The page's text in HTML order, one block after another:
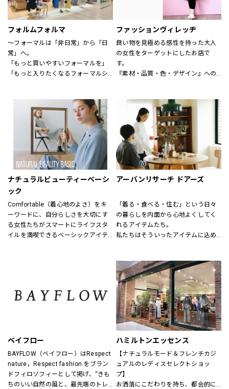
また、品揃えについても振袖、訪問
着、袋帯　等様々な高級呉服の品々
を驚くほどの超破格にてご奉仕致し
皆さま是非ともお立ち寄り下さい。
店舗スタッフ一同お待ち申し上げて
おります。
お手伝いや、きれいに見えるはき方
をアドバイスいたします。
どうぞお気軽にお声掛け下さい。
フォルムフォルマ
～フォーマルは「非日常」から「日
常」へ。
「もっと買いやすいフォーマルを」
「もっと入りたくなるフォーマルシ
結婚式、お別れ、パーティー、そし
てちょっとしたお出かけなど
特別な日も、日常も様々なシーンで
着まわせるアイテムをトータルに
提案する新しいフォーマルコンセプ
トショップ。
礼服、喪服、パーティードレス、ロ
ングドレス、ブライダルドレス、セ
レモニースーツ、アクセサリー等、
フォーマルアイテムをトータルコー
ディネートで提案させていただきま
す。
ファッションヴィレッヂ
良い物を見極める感性を持った大人
の女性をターゲットにしたお店で
す。
『素材・品質・色・デザイン』への
毎日着れるシンプルなものからデザ
インにこだわった商品、そして最新
のお値打ちファッションも用意して
います。
特別なルートで仕入れた商品にきっ
と満足いただけるはずです。
ナチュラルビューティーベーシ
ック
Comfortable（着心地のよさ）をキ
ーワードに、自分らしさを大切にす
る女性たちがスマートにライフスタ
イルを満喫できるベーシックアイテ
アーバンリサーチ ドアーズ
「着る・食べる・住む」という日々
の暮らしを内面から心地よくしてく
れるアイテムたち。
私たちはそういったアイテムに込め
「新しい価値観へのドア」を開く案
内役として、日々の暮らしの中で大
切なものを一緒に見つけていきたい
と考えています。
あなたらしいスタイル、あなたにと
ってのベーシックを、DOORSへ探し
にきてください。
ベイフロー
BAYFLOW（ベイフロー）はRespect
nature，Respect fashion.をブラン
ドフィロソフィーとして掲げ、“きも
ちのいい自然の風と、最先端のトレ
ハミルトンエッセンス
【ナチュラルモード＆フレンチカジ
ュアルのレディスセレクトショッ
プ】
お洒落にこだわりを持ち、都会的に